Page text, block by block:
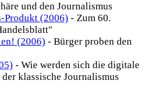
und den Journalismus
Produkt (2006) - Zum 60.
(2006) - Bürger proben den
- Wie werden sich die digitale
klassische Journalismus